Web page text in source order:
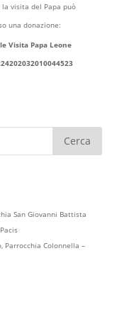
visita del Papa può
una donazione:
Visita Papa Leone
San Giovanni Battista
Parrocchia Colonnella –